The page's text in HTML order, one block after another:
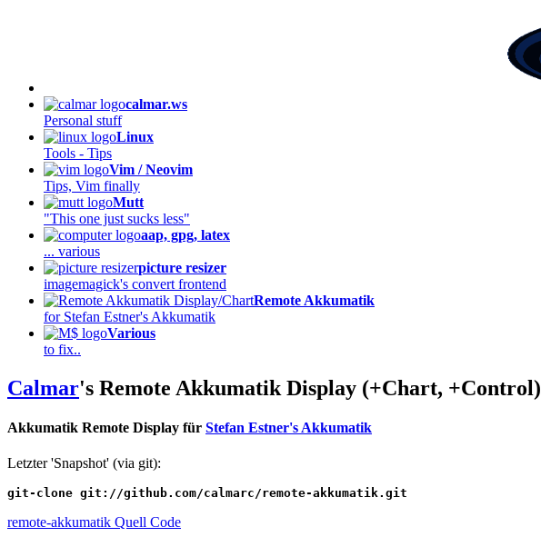
calmar.ws
Personal stuff
Linux
Tools - Tips
Vim / Neovim
Tips, Vim finally
Mutt
"This one just sucks less"
aap, gpg, latex
... various
picture resizer
imagemagick's convert frontend
Remote Akkumatik
for Stefan Estner's Akkumatik
Various
to fix..
Calmar's Remote Akkumatik Display (+Chart, +Control)
Akkumatik Remote Display für Stefan Estner's Akkumatik
Letzter 'Snapshot' (via git):
git-clone git://github.com/calmarc/remote-akkumatik.git
remote-akkumatik Quell Code